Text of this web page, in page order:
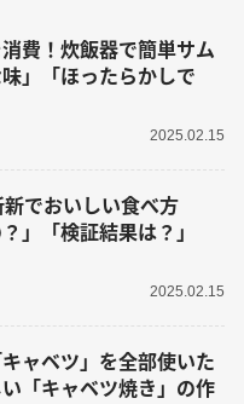
費！炊飯器で簡単サム
」「ほったらかしで
2025.02.15
でおいしい食べ方
」「検証結果は？」
2025.02.15
ャベツ」を全部使いた
「キャベツ焼き」の作